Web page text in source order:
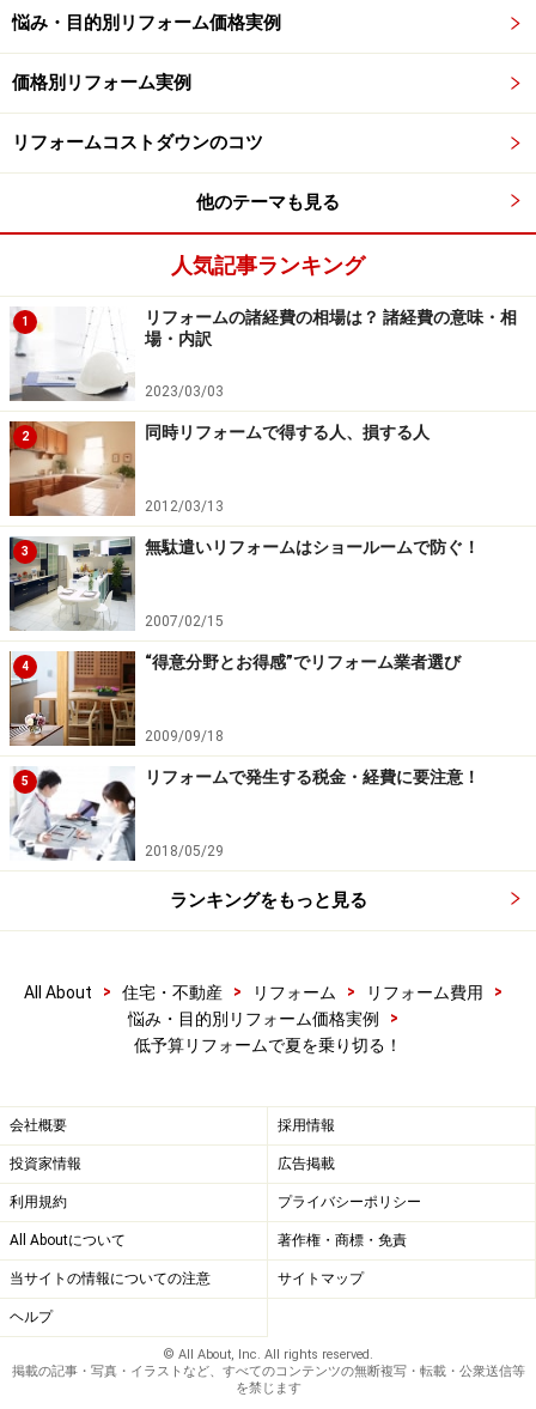
2階が暑いなら屋根裏換気システムも要検討
効率よく小屋裏の熱気と湿気を排出できるため、真夏の寝苦
しさから解放されることでしょう。（画像提供：
「夏になると2階が暑くて生活できない」「2階寝室が暑
くて寝苦しい」とお困りのお住まいでは、ほとんどの場
合小屋裏（屋根裏といった方がわかりやすいかもしれま
せん）に熱気が溜まってしまっていることが多いようで
す。屋根が日射によって熱せられ、その結果屋根材の室
内側にしっかりとした断熱材が充填されていないと、小
屋裏が相当暑くなってしまうのです。
こういったお住まいに「小屋裏換気扇」を設置する事例
があります。屋根裏の温度が上がってきた時は自動的に
換気扇のスイッチがONになり、屋根裏空間の熱気と湿気
を建物屋外に排出してくれるのです。こうすることで効
果的に小屋裏の温度を下げることができ、真夏の冷房効
率をグンとアップさせることができるのです。
リフォーム費用は本体と工事費を含め、15万～25万円程
度。真夏は熱気対策として、真冬は日中の1～2時間だけ
の換気でも湿気を屋外へ排出することができ、小屋裏の
今回は夏を過ごしやすくするリフォームをご紹介しまし
です。リフォームの効果についてはお住まいによってそ
れぞれ異なりますので、建材・設備商品の性能を確認し
て、工事業者にも効果的な設置方法をよく相談して、リ
フォームに臨むようにしましょう。
【関連記事】
・住宅版エコポイント制度でお得なリフォーム
断熱リフォームで省エネ住宅を作る価格
悩み・目的別リフォーム価格実例
価格別リフォーム実例
リフォームコストダウンのコツ
他のテーマも見る
人気記事ランキング
1
リフォームの諸経費の相場は？ 諸経費の意味・相
場・内訳
2023/03/03
2 同時リフォームで得する人、損する人
2012/03/13
3 無駄遣いリフォームはショールームで防ぐ！
2007/02/15
4 “得意分野とお得感”でリフォーム業者選び
2009/09/18
5 リフォームで発生する税金・経費に要注意！
2018/05/29
ランキングをもっと見る
All About > 住宅・不動産 > リフォーム > リフォーム費用
>
悩み・目的別リフォーム価格実例
>
低予算リフォームで夏を乗り切る！
会社概要 採用情報
投資家情報 広告掲載
利用規約 プライバシーポリシー
All Aboutについて 著作権・商標・免責
当サイトの情報についての注意 サイトマップ
ヘルプ
© All About, Inc. All rights reserved.
掲載の記事・写真・イラストなど、すべてのコンテンツの無断複写・転載・公衆送信等
を禁じます